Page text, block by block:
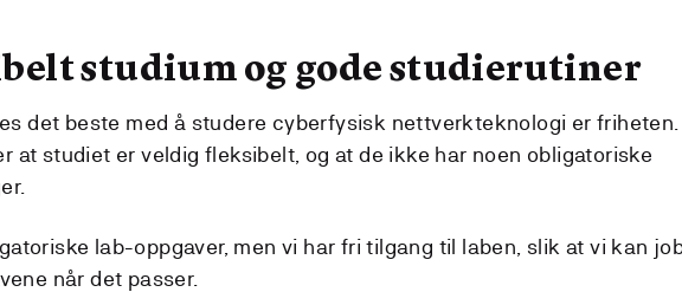
studium og gode studierutiner
det beste med å studere cyberfysisk nettverkteknologi er friheten.
at studiet er veldig fleksibelt, og at de ikke har noen obligatoriske
lab-oppgaver, men vi har fri tilgang til laben, slik at vi kan
når det passer.